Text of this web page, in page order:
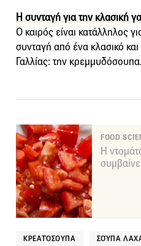
Η συνταγή για την κλασική
Ο καιρός είναι κατάλληλος
συνταγή από ένα κλασικό
Γαλλίας: την κρεμμυδόσουπα.
FOOD
Η
ΚΡΕΑΤΌΣΟΥΠΑ ΣΟΎΠΑ